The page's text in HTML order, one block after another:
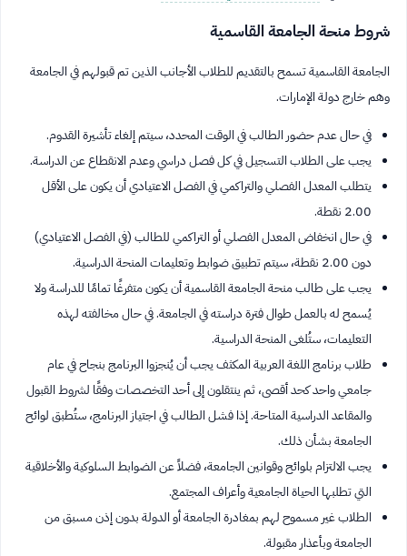
شروط منحة الجامعة القاسمية
الجامعة القاسمية تسمح بالتقديم للطلاب الأجانب الذين تم قبولهم في الجامعة
وهم خارج دولة الإمارات.
في حال عدم حضور الطالب في الوقت المحدد، سيتم إلغاء تأشيرة القدوم.
يجب على الطلاب التسجيل في كل فصل دراسي وعدم الانقطاع عن الدراسة.
يتطلب المعدل الفصلي والتراكمي في الفصل الاعتيادي أن يكون على الأقل
2.00 نقطة.
في حال انخفاض المعدل الفصلي أو التراكمي للطالب (في الفصل الاعتيادي)
دون 2.00 نقطة، سيتم تطبيق ضوابط وتعليمات المنحة الدراسية.
يجب على طالب منحة الجامعة القاسمية أن يكون متفرغًا تمامًا للدراسة ولا
يُسمح له بالعمل طوال فترة دراسته في الجامعة. في حال مخالفته لهذه
التعليمات، ستُلغى المنحة الدراسية.
طلاب برنامج اللغة العربية المكثف يجب أن يُنجزوا البرنامج بنجاح في عام
جامعي واحد كحد أقصى، ثم ينتقلون إلى أحد التخصصات وفقًا لشروط القبول
والمقاعد الدراسية المتاحة. إذا فشل الطالب في اجتياز البرنامج، ستُطبق لوائح
الجامعة بشأن ذلك.
يجب الالتزام بلوائح وقوانين الجامعة، فضلاً عن الضوابط السلوكية والأخلاقية
التي تطلبها الحياة الجامعية وأعراف المجتمع.
الطلاب غير مسموح لهم بمغادرة الجامعة أو الدولة بدون إذن مسبق من
الجامعة وبأعذار مقبولة.